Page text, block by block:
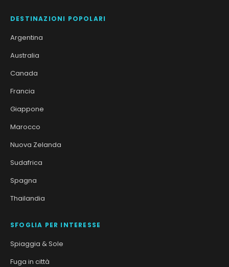
DESTINAZIONI POPOLARI
Argentina
Australia
Canada
Francia
Giappone
Marocco
Nuova Zelanda
Sudafrica
Spagna
Thailandia
SFOGLIA PER INTERESSE
Spiaggia & Sole
Fuga in città